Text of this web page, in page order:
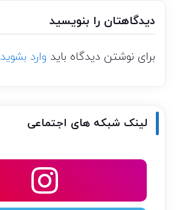
دیدگاهتان را بنویسید
برای نوشتن دیدگاه باید وارد بشوید
لینک شبکه های اجتماعی